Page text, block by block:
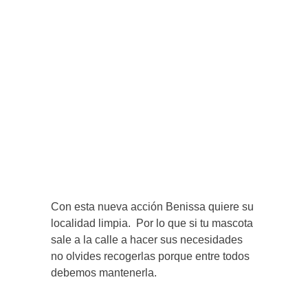
Con esta nueva acción Benissa quiere su
localidad limpia. Por lo que si tu mascota
sale a la calle a hacer sus necesidades
no olvides recogerlas porque entre todos
debemos mantenerla.